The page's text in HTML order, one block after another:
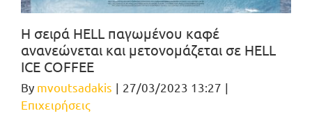
Η σειρά HELL παγωμένου καφέ
ανανεώνεται και μετονομάζεται σε HELL
ICE COFFEE
By mvoutsadakis | 27/03/2023 13:27 |
Επιχειρήσεις